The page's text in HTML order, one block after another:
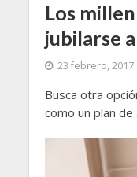
Los
jubilarse
23 febrero, 2017
Busca otra
como un plan de